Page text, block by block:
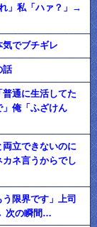
」私「ハァ？」→
でブチギレ
話
通に生活してた
」俺「ふざけん
立できないのに
ネ言うからでし
限界です」上司
次の瞬間…